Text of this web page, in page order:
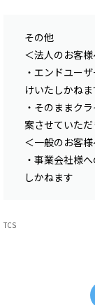
その他
＜法人のお客
・エンドユー
けいたしかねま
・そのままク
案させていた
＜一般のお客
・事業会社様
しかねます
TCS